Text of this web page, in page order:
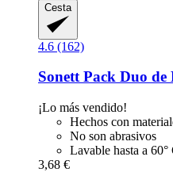
Cesta
4.6 (162)
SonettPack Duo de
¡Lo más vendido!
Hechos con
No son abrasivos
Lavable hasta a 60°
3,68 €